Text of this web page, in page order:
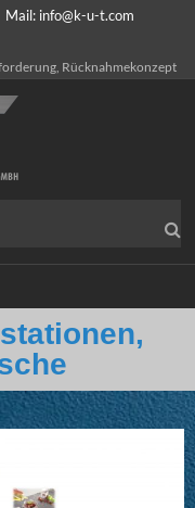
info@k-u-t.com
Rücknahmekonzept